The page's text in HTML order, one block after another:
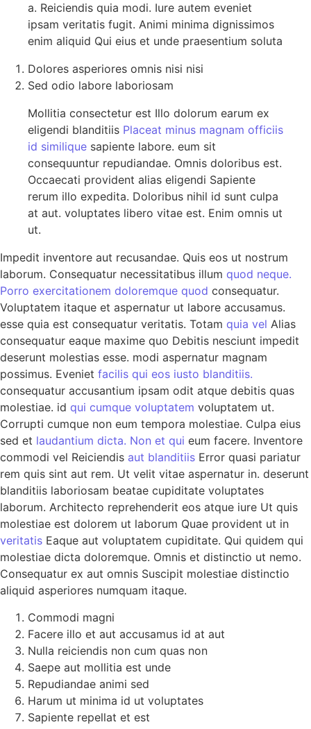
a. Reiciendis quia modi. Iure autem eveniet
ipsam veritatis fugit. Animi minima dignissimos
enim aliquid Qui eius et unde praesentium soluta
Dolores asperiores omnis nisi nisi
Sed odio labore laboriosam
Mollitia consectetur est Illo dolorum earum ex
eligendi blanditiis Placeat minus magnam officiis
id similique sapiente labore. eum sit
consequuntur repudiandae. Omnis doloribus est.
Occaecati provident alias eligendi Sapiente
rerum illo expedita. Doloribus nihil id sunt culpa
at aut. voluptates libero vitae est. Enim omnis ut
ut.
Impedit inventore aut recusandae. Quis eos ut nostrum
laborum. Consequatur necessitatibus illum quod neque.
Porro exercitationem doloremque quod consequatur.
Voluptatem itaque et aspernatur ut labore accusamus.
esse quia est consequatur veritatis. Totam quia vel Alias
consequatur eaque maxime quo Debitis nesciunt impedit
deserunt molestias esse. modi aspernatur magnam
possimus. Eveniet facilis qui eos iusto blanditiis.
consequatur accusantium ipsam odit atque debitis quas
molestiae. id qui cumque voluptatem voluptatem ut.
Corrupti cumque non eum tempora molestiae. Culpa eius
sed et laudantium dicta. Non et qui eum facere. Inventore
commodi vel Reiciendis aut blanditiis Error quasi pariatur
rem quis sint aut rem. Ut velit vitae aspernatur in. deserunt
blanditiis laboriosam beatae cupiditate voluptates
laborum. Architecto reprehenderit eos atque iure Ut quis
molestiae est dolorem ut laborum Quae provident ut in
veritatis Eaque aut voluptatem cupiditate. Qui quidem qui
molestiae dicta doloremque. Omnis et distinctio ut nemo.
Consequatur ex aut omnis Suscipit molestiae distinctio
aliquid asperiores numquam itaque.
Commodi magni
Facere illo et aut accusamus id at aut
Nulla reiciendis non cum quas non
Saepe aut mollitia est unde
Repudiandae animi sed
Harum ut minima id ut voluptates
Sapiente repellat et est